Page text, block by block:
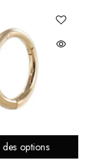
options